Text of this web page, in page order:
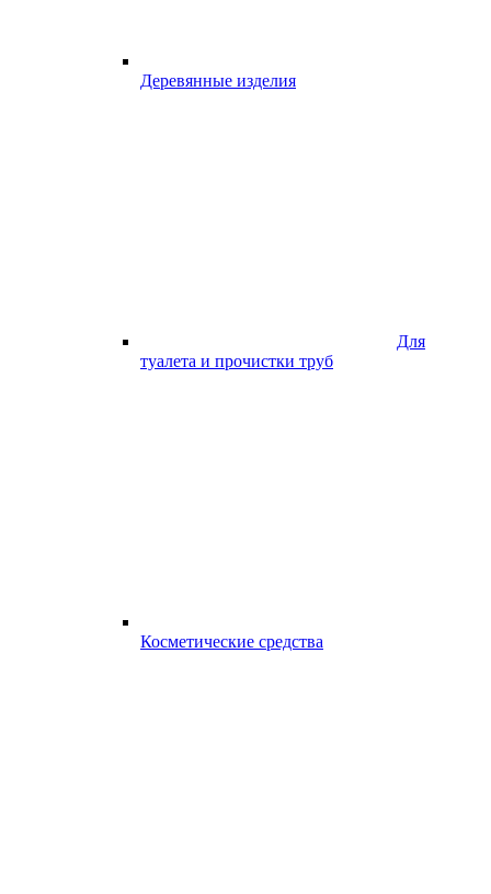
Деревянные изделия
Для
туалета и прочистки труб
Косметические средства